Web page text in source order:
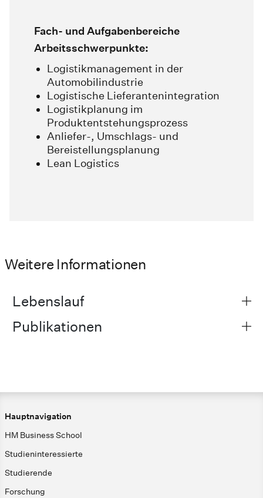
Fach- und Aufgabenbereiche
Arbeitsschwerpunkte:
Logistikmanagement in der
Automobilindustrie
Logistische Lieferantenintegration
Logistikplanung im
Produktentstehungsprozess
Anliefer-, Umschlags- und
Bereistellungsplanung
Lean Logistics
Weitere Informationen
Lebenslauf
Publikationen
Hauptnavigation
HM Business School
Studieninteressierte
Studierende
Forschung